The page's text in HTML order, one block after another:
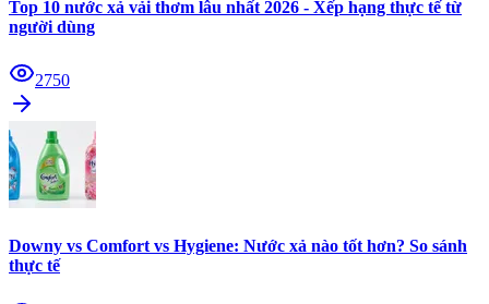
Top 10 nước xả vải thơm lâu nhất 2026 - Xếp hạng thực tế từ
người dùng
2750
Downy vs Comfort vs Hygiene: Nước xả nào tốt hơn? So sánh
thực tế